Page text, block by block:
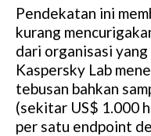
Pendekatan ini
kurang
dari organisasi
Kaspersky Lab
tebusan bahkan
(sekitar US$ 1.000
per satu endpoint